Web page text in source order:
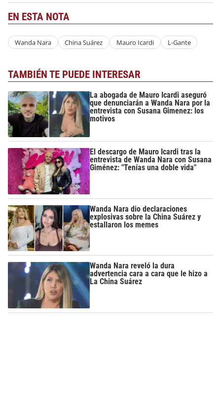
EN ESTA NOTA
Wanda Nara China Suárez Mauro Icardi L-Gante
TAMBIÉN TE PUEDE INTERESAR
La abogada de Mauro Icardi aseguró
que denunciarán a Wanda Nara por la
entrevista con Susana Gimenez: los
motivos
El descargo de Mauro Icardi tras la
entrevista de Wanda Nara con Susana
Giménez: "Tenías una doble vida"
Wanda Nara dio declaraciones
explosivas sobre la China Suárez y
estallaron los memes
Wanda Nara reveló la dura
advertencia cara a cara que le hizo a
La China Suárez